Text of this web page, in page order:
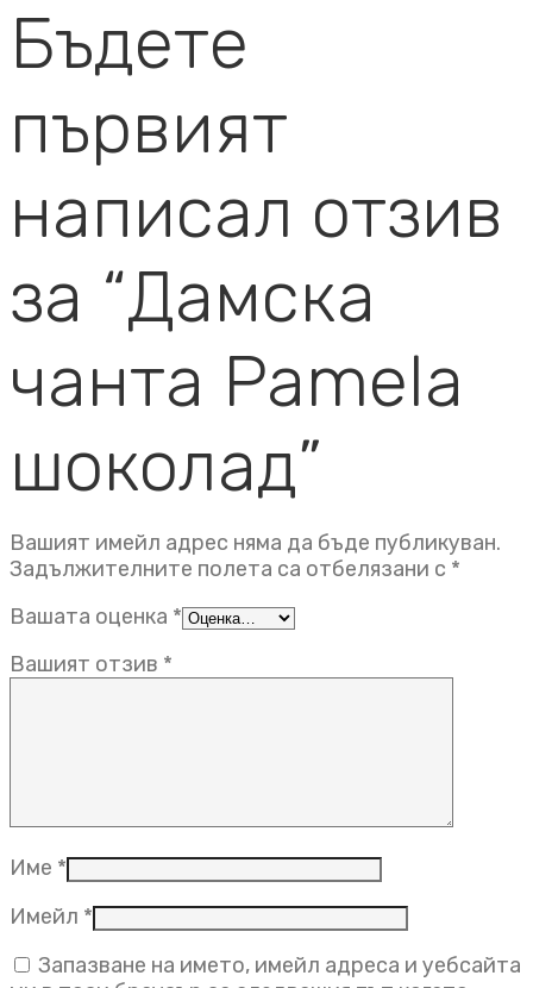
Бъдете
първият
написал отзив
за “Дамска
чанта Pamela
шоколад”
Вашият имейл адрес няма да бъде публикуван.
Задължителните полета са отбелязани с *
Вашата оценка *
Вашият отзив *
Име *
Имейл *
Запазване на името, имейл адреса и уебсайта